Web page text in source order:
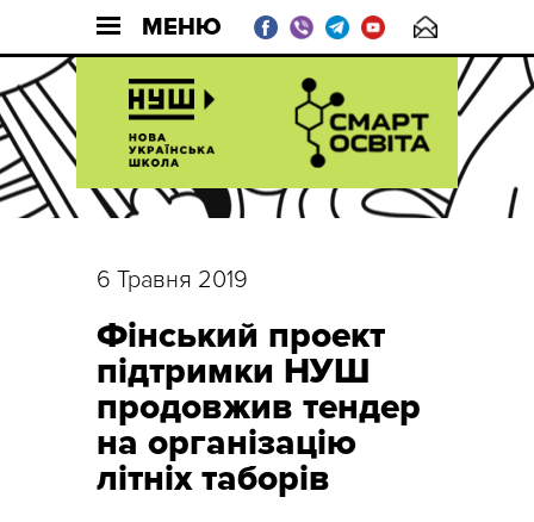
МЕНЮ
6 Травня 2019
Фінський проект
підтримки НУШ
продовжив тендер
на організацію
літніх таборів